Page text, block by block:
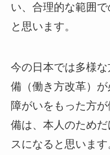
い、合理的な範囲
と思います。
今の日本では多様
備（働き方改革）が
障がいをもった方
備は、本人のため
スになると思います